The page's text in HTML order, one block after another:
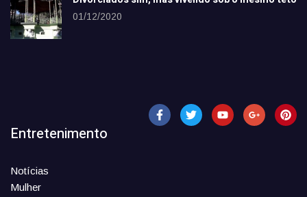
01/12/2020
Entretenimento
Notícias
Mulher